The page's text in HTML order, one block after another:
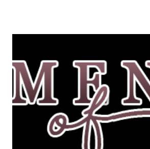
tag (scusate la ripetizione) ad un'altra
aggiunge la sua canzone preferita, una
ho fatto io) e il nome del blog e del
anche chi è stato taggato) e dopo
blogger che a sua volta deve fare il tag
canzone scelta dalla persona ch...